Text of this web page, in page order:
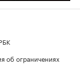
об ограничениях